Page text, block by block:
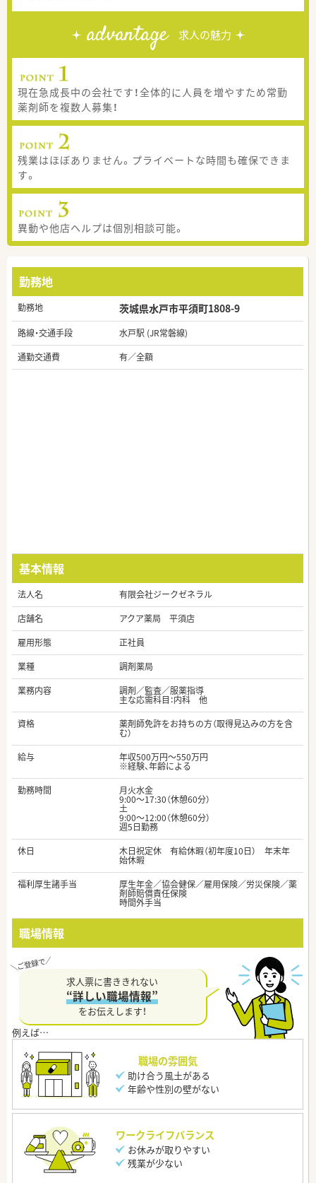
advantage 求人の魅力
現在急成長中の会社です！全体的に人員を増やすため常勤
薬剤師を複数人募集！
残業はほぼありません。プライベートな時間も確保できま
す。
異動や他店ヘルプは個別相談可能。
勤務地
勤務地 茨城県水戸市平須町1808-9
路線・交通手段
水戸駅 (JR常磐線)
通勤交通費
有／全額
基本情報
法人名
有限会社ジークゼネラル
店舗名
アクア薬局 平須店
雇用形態
正社員
業種
調剤薬局
業務内容
調剤／監査／服薬指導
主な応需科目：内科 他
資格
薬剤師免許をお持ちの方（取得見込みの方を含
む）
給与
年収500万円～550万円
※経験、年齢による
勤務時間
月火水金
9:00～17:30（休憩60分）
土
9:00～12:00（休憩60分）
週5日勤務
休日
木日祝定休 有給休暇（初年度10日） 年末年
始休暇
福利厚生諸手当
厚生年金／協会健保／雇用保険／労災保険／薬
剤師賠償責任保険
時間外手当
職場情報
求人票に書ききれない
“詳しい職場情報”
をお伝えします！
職場の雰囲気
助け合う風土がある
年齢や性別の壁がない
ワークライフバランス
お休みが取りやすい
残業が少ない